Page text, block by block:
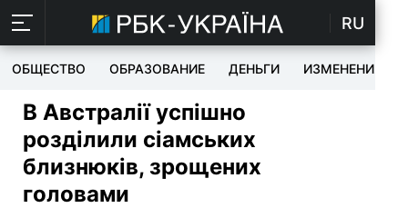
RU
ОБЩЕСТВО ОБРАЗОВАНИЕ ДЕНЬГИ ИЗМЕНЕНИЯ
В Австралії успішно
розділили сіамських
близнюків, зрощених
головами